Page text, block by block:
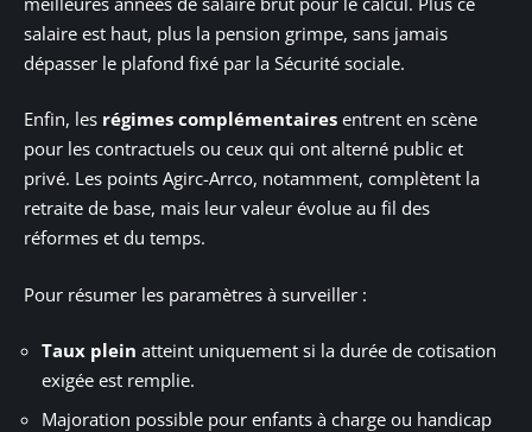
salaire est haut, plus la pension grimpe, sans jamais
dépasser le plafond fixé par la Sécurité sociale.
Enfin, les régimes complémentaires entrent en scène
pour les contractuels ou ceux qui ont alterné public et
privé. Les points Agirc-Arrco, notamment, complètent la
retraite de base, mais leur valeur évolue au fil des
réformes et du temps.
Pour résumer les paramètres à surveiller :
Taux plein atteint uniquement si la durée de cotisation
exigée est remplie.
Majoration possible pour enfants à charge ou handicap